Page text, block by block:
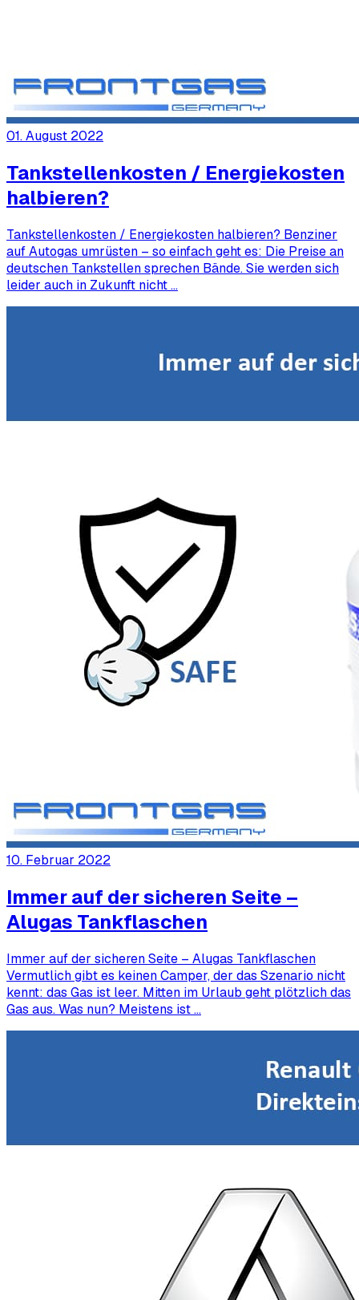
01. August 2022
Tankstellenkosten / Energiekosten
halbieren?
Tankstellenkosten / Energiekosten halbieren? Benziner
auf Autogas umrüsten – so einfach geht es: Die Preise an
deutschen Tankstellen sprechen Bände. Sie werden sich
leider auch in Zukunft nicht …
10. Februar 2022
Immer auf der sicheren Seite –
Alugas Tankflaschen
Immer auf der sicheren Seite – Alugas Tankflaschen
Vermutlich gibt es keinen Camper, der das Szenario nicht
kennt: das Gas ist leer. Mitten im Urlaub geht plötzlich das
Gas aus. Was nun? Meistens ist …